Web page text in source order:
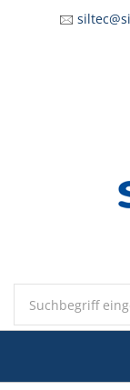
Hauptinhalt
🖂